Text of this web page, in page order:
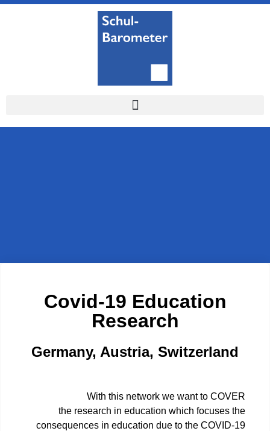
Covid-19 Education
Research
Germany, Austria, Switzerland
With this network we want to COVER
the research in education which focuses the
consequences in education due to the COVID-19